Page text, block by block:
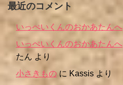
最近のコメント
いっぺいくんのおかあたんへ
いっぺいくんのおかあたんへ
たん より
小さきものに Kassis より